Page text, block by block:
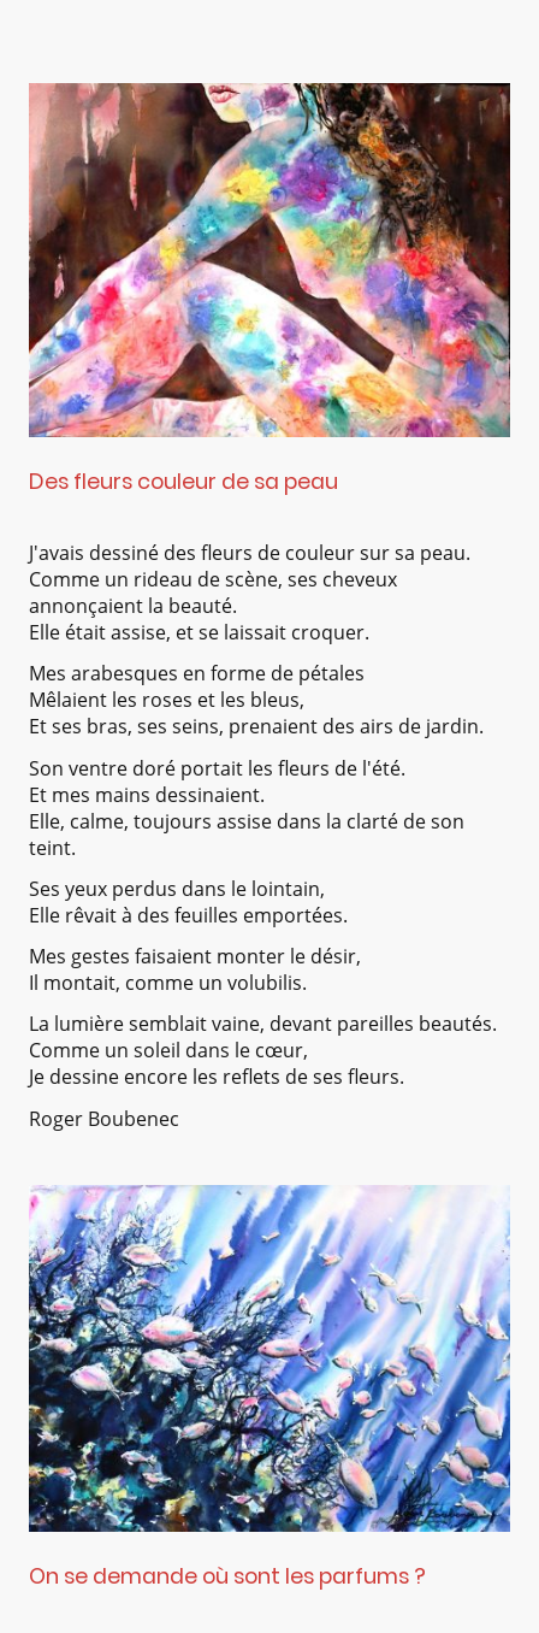
Des fleurs couleur de sa peau
J'avais dessiné des fleurs de couleur sur sa peau.
Comme un rideau de scène, ses cheveux
annonçaient la beauté.
Elle était assise, et se laissait croquer.
Mes arabesques en forme de pétales
Mêlaient les roses et les bleus,
Et ses bras, ses seins, prenaient des airs de jardin.
Son ventre doré portait les fleurs de l'été.
Et mes mains dessinaient.
Elle, calme, toujours assise dans la clarté de son
teint.
Ses yeux perdus dans le lointain,
Elle rêvait à des feuilles emportées.
Mes gestes faisaient monter le désir,
Il montait, comme un volubilis.
La lumière semblait vaine, devant pareilles beautés.
Comme un soleil dans le cœur,
Je dessine encore les reflets de ses fleurs.
Roger Boubenec
On se demande où sont les parfums ?